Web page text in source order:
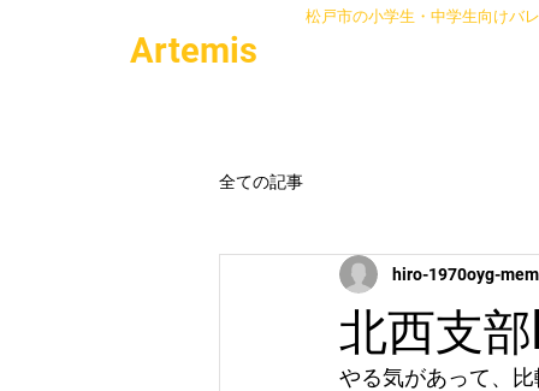
Artemis
松戸市の小学生・中学生向けバ
全ての記事
北西支
hiro-1970oyg-
やる気があって、